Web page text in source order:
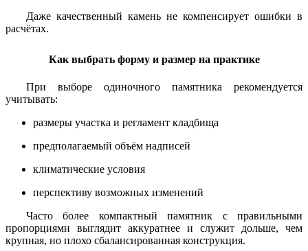
Даже качественный камень не компенсирует ошибки в
расчётах.
Как выбрать форму и размер на практике
При выборе одиночного памятника рекомендуется
учитывать:
размеры участка и регламент кладбища
предполагаемый объём надписей
климатические условия
перспективу возможных изменений
Часто более компактный памятник с правильными
пропорциями выглядит аккуратнее и служит дольше, чем
крупная, но плохо сбалансированная конструкция.